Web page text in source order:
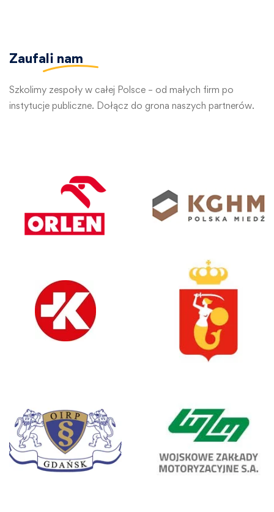
Zaufali nam
Szkolimy zespoły w całej Polsce – od małych firm po
instytucje publiczne. Dołącz do grona naszych partnerów.